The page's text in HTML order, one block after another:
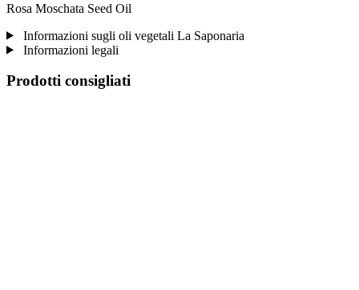
Rosa Moschata Seed Oil
Informazioni sugli oli vegetali La Saponaria
Informazioni legali
Prodotti consigliati